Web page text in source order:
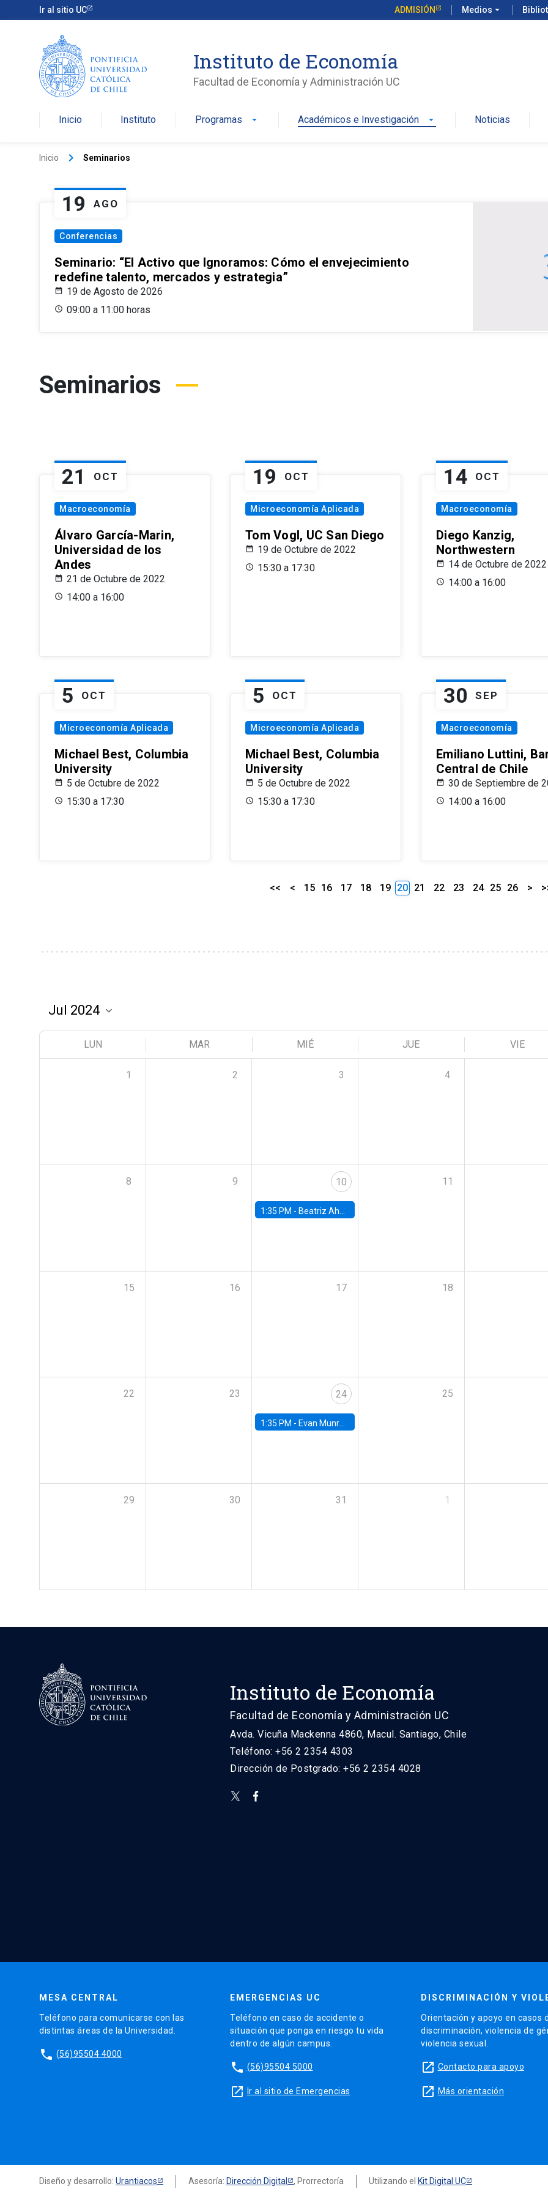
Ir al sitio UC ADMISIÓN Medios arrow_drop_down
Instituto de Economía
Facultad de Economía y Administración UC
Inicio Instituto Programas arrow_drop_down Académicos e Investigación arrow_drop_down Noticias
Inicio keyboard_arrow_right Seminarios
19 AGO
Conferencias
Seminario: “El Activo que Ignoramos: Cómo el envejecimiento
redefine talento, mercados y estrategia”
19 de Agosto de 2026
09:00 a 11:00 horas
Seminarios
21 OCT
Macroeconomía
Álvaro García-Marin,
Universidad de los
Andes
21 de Octubre de 2022
14:00 a 16:00
19 OCT
Microeconomía Aplicada
Tom Vogl, UC San Diego
19 de Octubre de 2022
15:30 a 17:30
14 OCT
Macroeconomía
Diego Kanzig,
Northwestern
14 de Octubre de 2022
14:00 a 16:00
5 OCT
Microeconomía Aplicada
Michael Best, Columbia
University
5 de Octubre de 2022
15:30 a 17:30
5 OCT
Microeconomía Aplicada
Michael Best, Columbia
University
5 de Octubre de 2022
15:30 a 17:30
30 SEP
Macroeconomía
Emiliano Luttini,
Central de Chile
30 de Septiembre de
14:00 a 16:00
<< < 15 16 17 18 19 20 21 22 23 24 25 26 >
LUN MAR MIÉ JUE VIE
1 2 3 4
8 9 10
1:35 PM - Beatriz Ahumada, PhD candidate, Universidad de Pittsburgh
11
15 16 17 18
22 23 24
1:35 PM - Evan Munro, Neyman Visiting Assistant Professor in the Department of Statistics at UC Berkeley
25
29 30 31 1
Instituto de Economía
Facultad de Economía y Administración UC
Avda. Vicuña Mackenna 4860, Macul. Santiago, Chile
Teléfono: +56 2 2354 4303
Dirección de Postgrado: +56 2 2354 4028
MESA CENTRAL
Teléfono para comunicarse con las
distintas áreas de la Universidad.
phone (56)95504 4000
EMERGENCIAS UC
Teléfono en caso de accidente o
situación que ponga en riesgo tu vida
dentro de algún campus.
phone (56)95504 5000
launch Ir al sitio de Emergencias
DISCRIMINACIÓN Y
Orientación y apoyo en casos
discriminación, violencia de
violencia sexual.
launch Contacto para apoyo
launch Más orientación
Diseño y desarrollo: Urantiacos Asesoría: Dirección Digital , Prorrectoría Utilizando el Kit Digital UC